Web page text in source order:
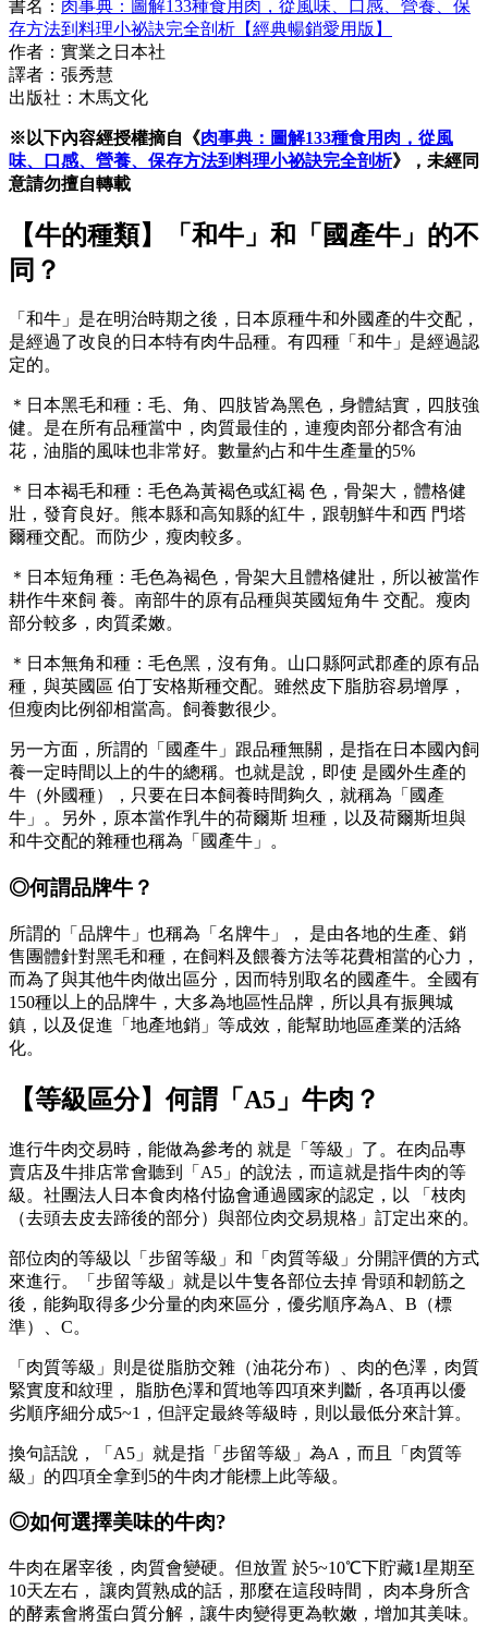
書名： 肉事典：圖解133種食用肉，從風味、口感、營養、保
存方法到料理小祕訣完全剖析【經典暢銷愛用版】
作者：實業之日本社
譯者：張秀慧
出版社：木馬文化
※以下內容經授權摘自《肉事典：圖解133種食用肉，從風
味、口感、營養、保存方法到料理小祕訣完全剖析》，未經同
意請勿擅自轉載
【牛的種類】「和牛」和「國產牛」的不
同？
「和牛」是在明治時期之後，日本原種牛和外國產的牛交配，
是經過了改良的日本特有肉牛品種。有四種「和牛」是經過認
定的。
＊日本黑毛和種：毛、角、四肢皆為黑色，身體結實，四肢強
健。是在所有品種當中，肉質最佳的，連瘦肉部分都含有油
花，油脂的風味也非常好。數量約占和牛生產量的5%
＊日本褐毛和種：毛色為黃褐色或紅褐 色，骨架大，體格健
壯，發育良好。熊本縣和高知縣的紅牛，跟朝鮮牛和西 門塔
爾種交配。而防少，瘦肉較多。
＊日本短角種：毛色為褐色，骨架大且體格健壯，所以被當作
耕作牛來飼 養。南部牛的原有品種與英國短角牛 交配。瘦肉
部分較多，肉質柔嫩。
＊日本無角和種：毛色黑，沒有角。山口縣阿武郡產的原有品
種，與英國區 伯丁安格斯種交配。雖然皮下脂肪容易增厚，
但瘦肉比例卻相當高。飼養數很少。
另一方面，所謂的「國產牛」跟品種無關，是指在日本國內飼
養一定時間以上的牛的總稱。也就是說，即使 是國外生產的
牛（外國種），只要在日本飼養時間夠久，就稱為「國產
牛」。另外，原本當作乳牛的荷爾斯 坦種，以及荷爾斯坦與
和牛交配的雜種也稱為「國產牛」。
◎何謂品牌牛？
所謂的「品牌牛」也稱為「名牌牛」， 是由各地的生產、銷
售團體針對黑毛和種，在飼料及餵養方法等花費相當的心力，
而為了與其他牛肉做出區分，因而特別取名的國產牛。全國有
150種以上的品牌牛，大多為地區性品牌，所以具有振興城
鎮，以及促進「地產地銷」等成效，能幫助地區產業的活絡
化。
【等級區分】何謂「A5」牛肉？
進行牛肉交易時，能做為參考的 就是「等級」了。在肉品專
賣店及牛排店常會聽到「A5」的說法，而這就是指牛肉的等
級。社團法人日本食肉格付協會通過國家的認定，以 「枝肉
（去頭去皮去蹄後的部分）與部位肉交易規格」訂定出來的。
部位肉的等級以「步留等級」和「肉質等級」分開評價的方式
來進行。「步留等級」就是以牛隻各部位去掉 骨頭和韌筋之
後，能夠取得多少分量的肉來區分，優劣順序為A、B（標
準）、C。
「肉質等級」則是從脂肪交雜（油花分布）、肉的色澤，肉質
緊實度和紋理， 脂肪色澤和質地等四項來判斷，各項再以優
劣順序細分成5~1，但評定最終等級時，則以最低分來計算。
換句話說，「A5」就是指「步留等級」為A，而且「肉質等
級」的四項全拿到5的牛肉才能標上此等級。
◎如何選擇美味的牛肉?
牛肉在屠宰後，肉質會變硬。但放置 於5~10℃下貯藏1星期至
10天左右， 讓肉質熟成的話，那麼在這段時間， 肉本身所含
的酵素會將蛋白質分解，讓牛肉變得更為軟嫩，增加其美味。